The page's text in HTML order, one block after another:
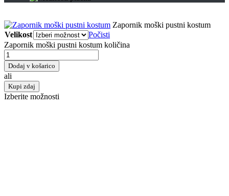
Zapornik moški pustni kostum
Velikost
Počisti
Zapornik moški pustni kostum količina
Dodaj v košarico
ali
Kupi zdaj
Izberite možnosti